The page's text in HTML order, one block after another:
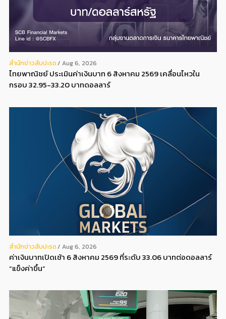
สํานักข่าวสับปะรด Aug 6, 2026
ไทยพาณิชย์ ประเมินค่าเงินบาท 6 สิงหาคม 2569 เคลื่อนไหวใน
กรอบ 32.95-33.20 บาทดอลลาร์
สํานักข่าวสับปะรด Aug 6, 2026
ค่าเงินบาทเปิดเช้า 6 สิงหาคม 2569 ที่ระดับ 33.06 บาทต่อดอลลาร์
“แข็งค่าขึ้น”